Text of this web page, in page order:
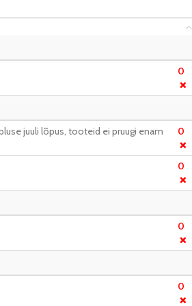
0
❌
juuli lõpus, tooteid ei pruugi enam
0
❌
0
❌
0
❌
0
❌